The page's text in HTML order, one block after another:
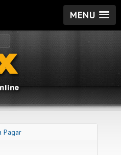
MENU
Pagar